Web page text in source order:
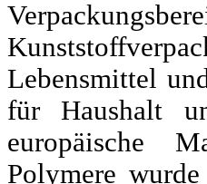
Lebensmittel
für Haushalt
europäische
Polymere